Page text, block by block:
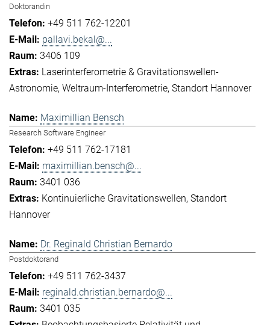
Doktorandin
+49 511 762-12201
pallavi.bekal@...
3406 109
Laserinterferometrie & Gravitationswellen-
Astronomie Weltraum-Interferometrie Standort Hannover
Maximillian Bensch
Research Software Engineer
+49 511 762-17181
maximillian.bensch@...
3401 036
Kontinuierliche Gravitationswellen Standort
Hannover
Dr. Reginald Christian Bernardo
Postdoktorand
+49 511 762-3437
reginald.christian.bernardo@...
3401 035